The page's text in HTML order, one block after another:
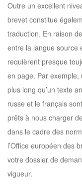
Outre un excellent
brevet constitue
traduction. En raison
entre la langue source
requièrent presque
en page. Par
plus long qu’un texte
russe et le français
prêts à nous charger
dans le cadre des
l’Office européen des
votre dossier de
vigueur.